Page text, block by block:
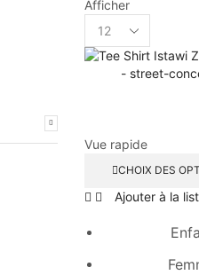
Afficher
per
page
Vue rapide
CHOIX DES
Ajouter à la